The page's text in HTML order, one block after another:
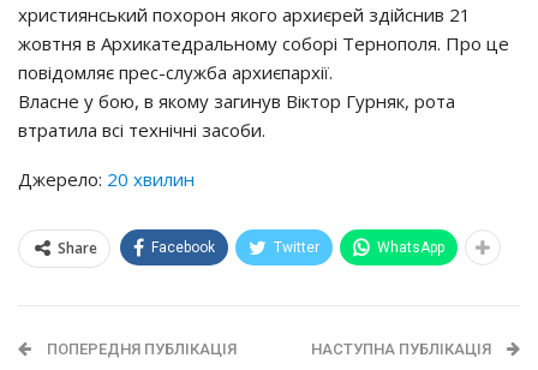
християнський похорон якого архиєрей здійснив 21
жовтня в Архикатедральному соборі Тернополя. Про це
повідомляє прес-служба архиєпархії.
Власне у бою, в якому загинув Віктор Гурняк, рота
втратила всі технічні засоби.
Джерело: 20 хвилин
Share Facebook Twitter WhatsApp
ПОПЕРЕДНЯ ПУБЛІКАЦІЯ НАСТУПНА ПУБЛІКАЦІЯ